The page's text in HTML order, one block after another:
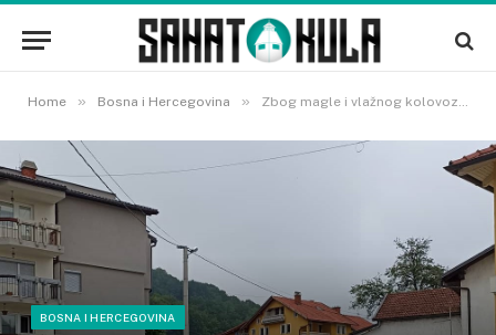
Home » Bosna i Hercegovina » Zbog magle i vlažnog kolovoza, vozačima se savjetuje oprez
BOSNA I HERCEGOVINA